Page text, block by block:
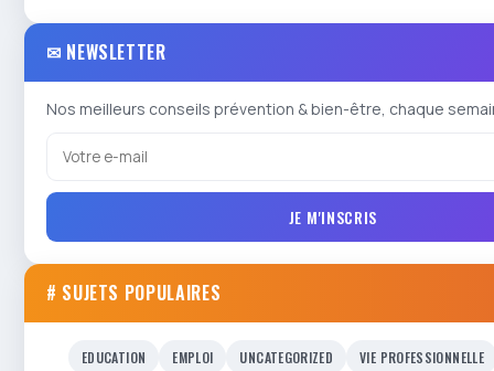
✉ NEWSLETTER
Nos meilleurs conseils prévention & bien-être, chaque
JE M'INSCRIS
# SUJETS POPULAIRES
EDUCATION EMPLOI UNCATEGORIZED VIE PROFESSIONNELLE